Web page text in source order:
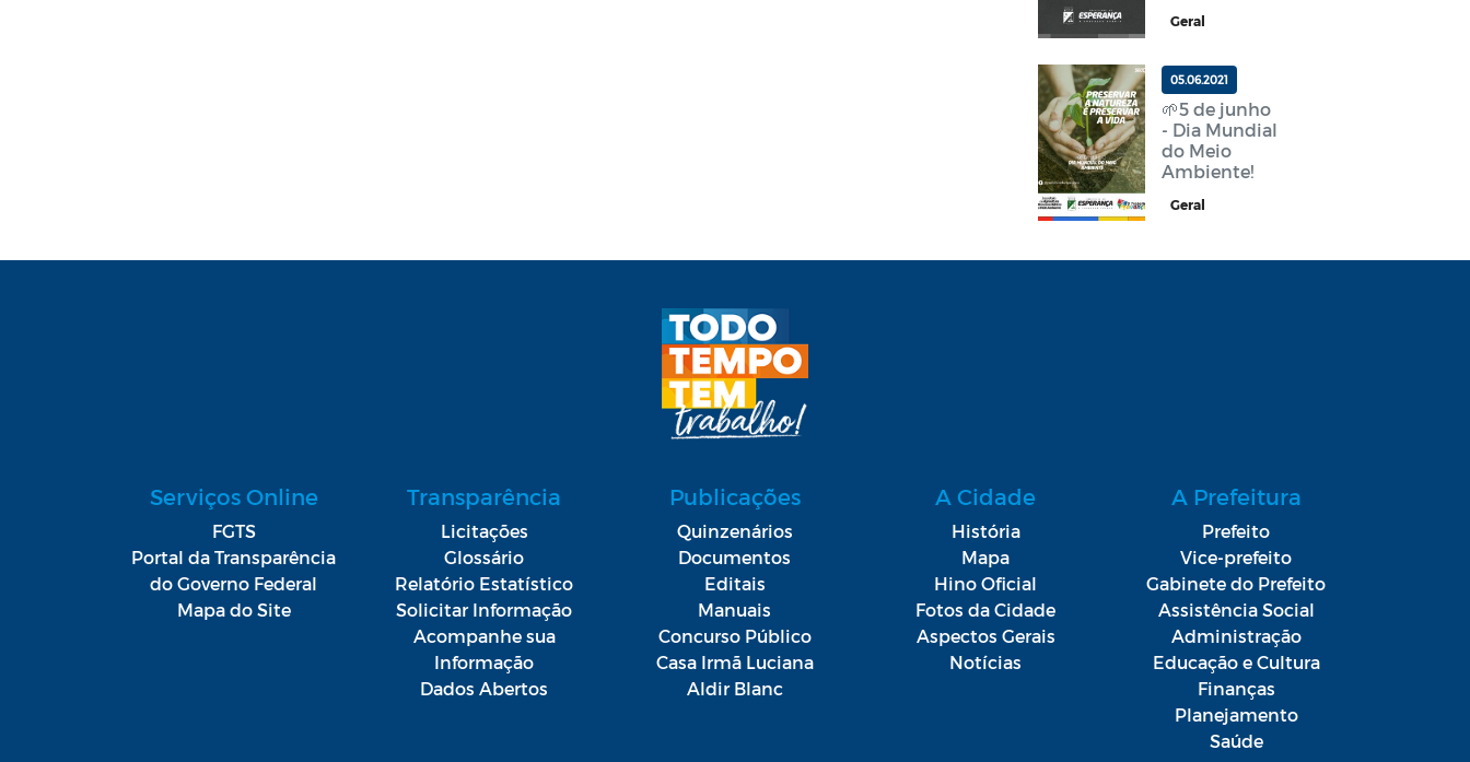
Geral
05.06.2021
🌱5 de junho
- Dia Mundial
do Meio
Ambiente!
Geral
Serviços Online
FGTS
Portal da Transparência
do Governo Federal
Mapa do Site
Transparência
Licitações
Glossário
Relatório Estatístico
Solicitar Informação
Acompanhe sua
Informação
Dados Abertos
Publicações
Quinzenários
Documentos
Editais
Manuais
Concurso Público
Casa Irmã Luciana
Aldir Blanc
A Cidade
História
Mapa
Hino Oficial
Fotos da Cidade
Aspectos Gerais
Notícias
A Prefeitura
Prefeito
Vice-prefeito
Gabinete do Prefeito
Assistência Social
Administração
Educação e Cultura
Finanças
Planejamento
Saúde